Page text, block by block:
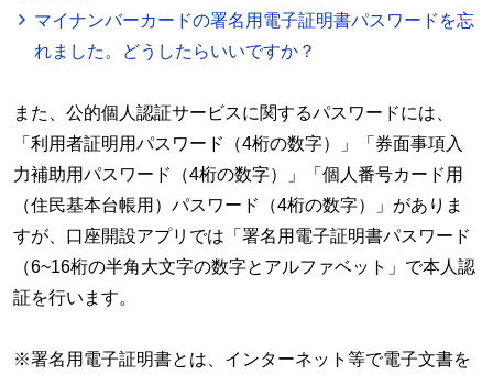
マイナンバーカードの署名用電子証明書パスワードを忘
れました。どうしたらいいですか？
また、公的個人認証サービスに関するパスワードには、
「利用者証明用パスワード（4桁の数字）」「券面事項入
力補助用パスワード（4桁の数字）」「個人番号カード用
（住民基本台帳用）パスワード（4桁の数字）」がありま
すが、口座開設アプリでは「署名用電子証明書パスワード
（6~16桁の半角大文字の数字とアルファベット」で本人認
証を行います。
※署名用電子証明書とは、インターネット等で電子文書を